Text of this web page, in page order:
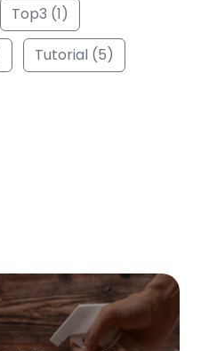
Top3 (1)
Tutorial (5)